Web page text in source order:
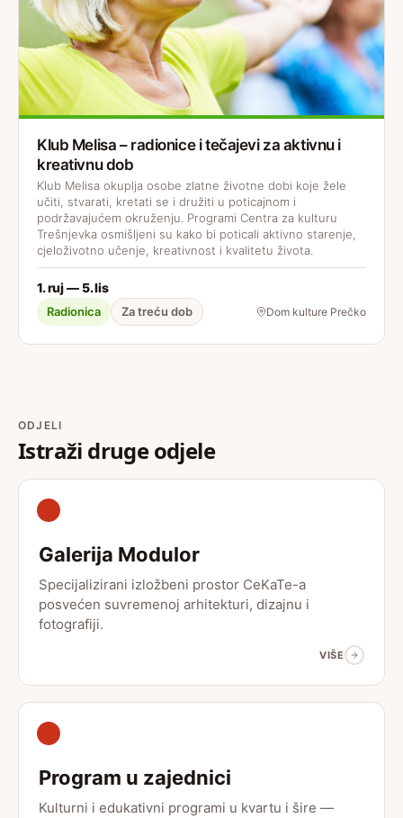
Klub Melisa – radionice i tečajevi za aktivnu i
kreativnu dob
Klub Melisa okuplja osobe zlatne životne dobi koje žele
učiti, stvarati, kretati se i družiti u poticajnom i
podržavajućem okruženju. Programi Centra za kulturu
Trešnjevka osmišljeni su kako bi poticali aktivno starenje,
cjeloživotno učenje, kreativnost i kvalitetu života.
1. ruj — 5. lis
Radionica Za treću dob Dom kulture Prečko
ODJELI
Istraži druge odjele
Galerija Modulor
Specijalizirani izložbeni prostor CeKaTe-a
posvećen suvremenoj arhitekturi, dizajnu i
fotografiji.
VIŠE
Program u zajednici
Kulturni i edukativni programi u kvartu i šire —